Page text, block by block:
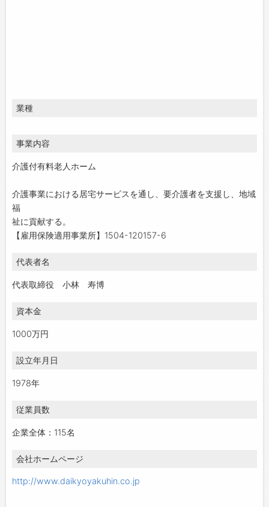
業種
事業内容
介護付有料老人ホーム
介護事業における居宅サービスを通し、要介護者を支援し、地域
福
祉に貢献する。
【雇用保険適用事業所】1504-120157-6
代表者名
代表取締役 小林 寿博
資本金
1000万円
設立年月日
1978年
従業員数
企業全体：115名
会社ホームページ
http://www.daikyoyakuhin.co.jp